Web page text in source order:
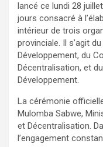
lancé ce lundi 28
jours consacré à
intérieur de trois
provinciale. Il s’agit
Développement, du
Décentralisation, et
Développement.
La cérémonie
Mulomba Sabwe,
et Décentralisation.
l’engagement